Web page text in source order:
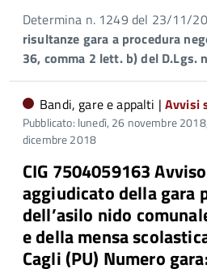
Determina n. 1249 del 23/11/
risultanze gara a procedura
36, comma 2 lett. b) del D.Lgs.
Bandi, gare e appalti |Avvisi
Pubblicato: lunedì, 26 novembre
dicembre 2018
CIG 7504059163
aggiudicato della gara
dell’asilo nido
e della mensa
Cagli (PU) Numero